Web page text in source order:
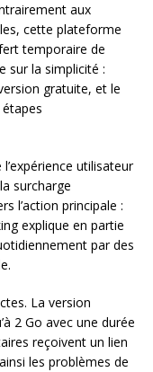
aux
cette plateforme
temporaire de
sur la simplicité :
gratuite, et le
l’expérience utilisateur
surcharge
l’action principale :
explique en partie
par des
La version
2 Go avec une durée
reçoivent un lien
les problèmes de